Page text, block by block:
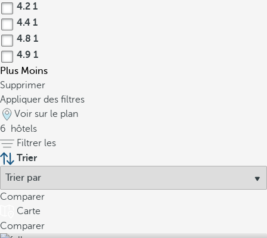
4.2 1
4.4 1
4.8 1
4.9 1
Plus Moins
Supprimer
Appliquer des filtres
Voir sur le plan
6
hôtels
Filtrer les
Trier
Comparer
Carte
Comparer